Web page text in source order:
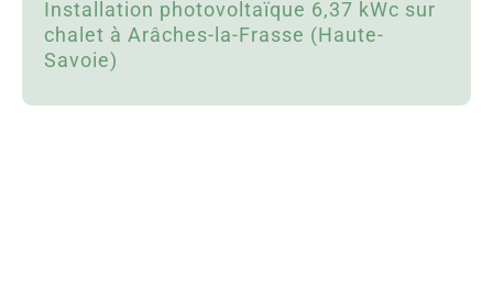
Installation photovoltaïque 6,37 kWc sur
chalet à Arâches-la-Frasse (Haute-
Savoie)